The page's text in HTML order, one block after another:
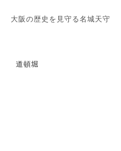
大阪の歴史を見守る名城天守
道頓堀